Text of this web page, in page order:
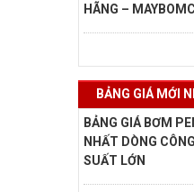
HÃNG –
BẢNG GIÁ MỚI
BẢNG GIÁ BƠM
NHẤT DÒNG
SUẤT LỚN